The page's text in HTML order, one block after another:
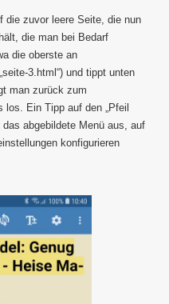
die zuvor leere Seite, die nun
die man bei Bedarf
die oberste an
3.html“) und tippt unten
man zurück zum
los. Ein Tipp auf den „Pfeil
abgebildete Menü aus, auf
konfigurieren